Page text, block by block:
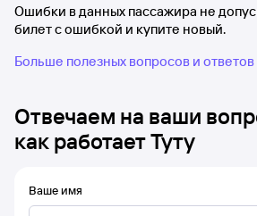
Ошибки в данных пассажира не
билет с ошибкой и купите новый.
Больше полезных вопросов и ответов
Отвечаем на ваши
как работает Туту
Ваше имя